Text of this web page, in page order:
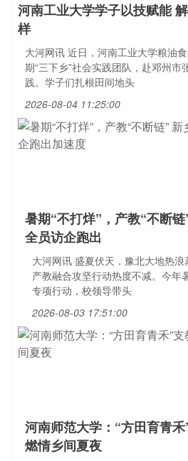
河南工业大学学子以技赋能
样
大河网讯 近日，河南工业大学粮油
期“三下乡”社会实践团队，赴邓州市
践。学子们扎根田间地头
2026-08-04 11:25:00
暑期“不打烊”，产教“不断
全员访企跑出
大河网讯 盛夏伏天，豫北大地热
产教融合攻坚行动热度不减。今年
专项行动，校领导带头
2026-08-03 17:51:00
河南师范大学：“方田育青
燃情乡间夏夜